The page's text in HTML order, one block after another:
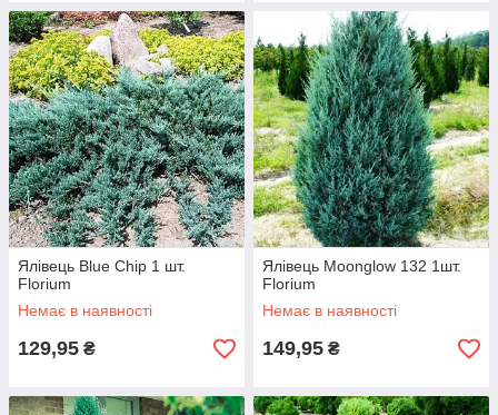
Ялівець Blue Chip 1 шт.
Florium
Немає в наявності
129,95 ₴
Ялівець Moonglow 132 1шт.
Florium
Немає в наявності
149,95 ₴